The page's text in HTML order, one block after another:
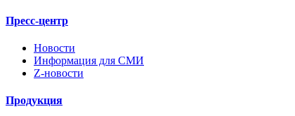
Пресс-центр
Новости
Информация для СМИ
Z-новости
Продукция